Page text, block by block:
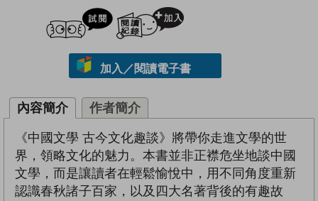
試閲
加入／閱讀電子書
內容簡介 作者簡介
《中國文學 古今文化趣談》將帶你走進文學的世
界，領略文化的魅力。本書並非正襟危坐地談中國
文學，而是讓讀者在輕鬆愉悅中，用不同角度重新
認識春秋諸子百家，以及四大名著背後的有趣故